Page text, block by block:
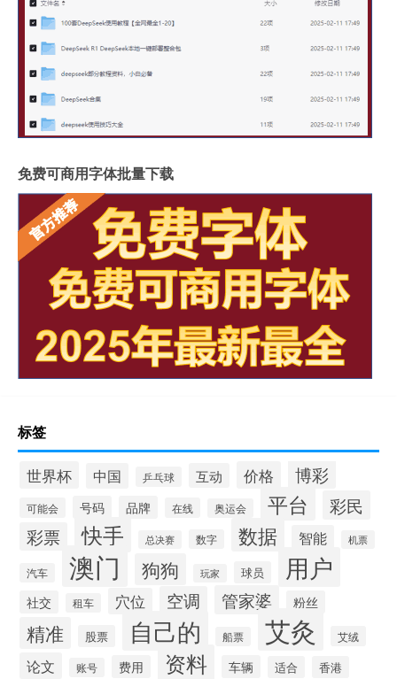
免费可商用字体批量下载
标签
世界杯 中国 乒乓球 互动 价格 博彩
可能会 号码 品牌 在线 奥运会 平台 彩民
彩票 快手 总决赛 数字 数据 智能 机票
汽车 澳门 狗狗 玩家 球员 用户
社交 租车 穴位 空调 管家婆 粉丝
精准 股票 自己的 船票 艾灸 艾绒
论文 账号 费用 资料 车辆 适合 香港